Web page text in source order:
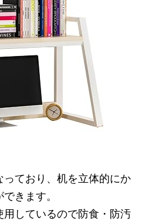
ており、机を立体的にか
きます。
しているので防食・防汚